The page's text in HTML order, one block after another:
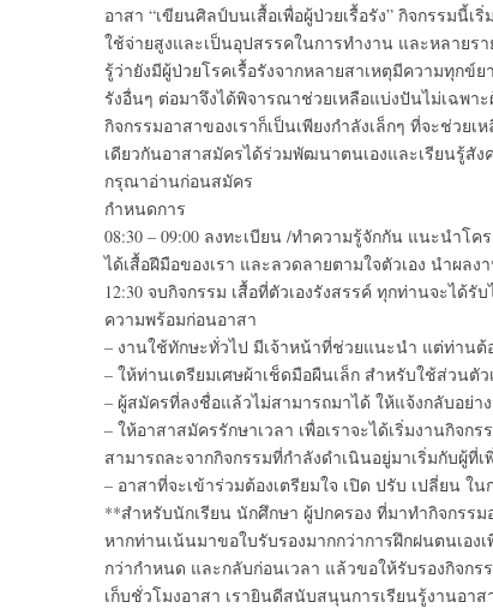
อาสา “เขียนศิลป์บนเสื้อเพื่อผู้ป่วยเรื้อรัง” กิจกรรมนี้เ
ใช้จ่ายสูงและเป็นอุปสรรคในการทำงาน และหลายรา
รู้ว่ายังมีผู้ป่วยโรคเรื้อรังจากหลายสาเหตุมีความทุกข์
รังอื่นๆ ต่อมาจึงได้พิจารณาช่วยเหลือแบ่งปันไม่เฉพา
กิจกรรมอาสาของเราก็เป็นเพียงกำลังเล็กๆ ที่จะช่ว
เดียวกันอาสาสมัครได้ร่วมพัฒนาตนเองและเรียนรู้สัง
กรุณาอ่านก่อนสมัคร
กำหนดการ
08:30 – 09:00 ลงทะเบียน /ทำความรู้จักกัน แนะนำโ
ได้เสื้อฝีมือของเรา และลวดลายตามใจตัวเอง นำผล
12:30 จบกิจกรรม เสื้อที่ตัวเองรังสรรค์ ทุกท่านจะได้
ความพร้อมก่อนอาสา
– งานใช้ทักษะทั่วไป มีเจ้าหน้าที่ช่วยแนะนำ แต่ท่าน
– ให้ท่านเตรียมเศษผ้าเช็ดมือผืนเล็ก สำหรับใช้ส่วนตั
– ผู้สมัครที่ลงชื่อแล้วไม่สามารถมาได้ ให้แจ้งกลับอย่า
– ให้อาสาสมัครรักษาเวลา เพื่อเราจะได้เริ่มงานกิจ
สามารถละจากกิจกรรมที่กำลังดำเนินอยู่มาเริ่มกับผู้ที่เ
– อาสาที่จะเข้าร่วมต้องเตรียมใจ เปิด ปรับ เปลี่ยน
**สำหรับนักเรียน นักศึกษา ผู้ปกครอง ที่มาทำกิจกรร
หากท่านเน้นมาขอใบรับรองมากกว่าการฝึกฝนตนเอ
กว่ากำหนด และกลับก่อนเวลา แล้วขอให้รับรองกิจก
เก็บชั่วโมงอาสา เรายินดีสนับสนุนการเรียนรู้งานอา